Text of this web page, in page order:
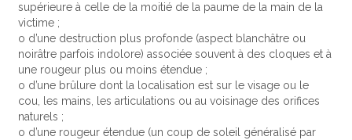
supérieure à celle de la moitié de la paume de la main de la
victime ;
o d’une destruction plus profonde (aspect blanchâtre ou
noirâtre parfois indolore) associée souvent à des cloques et à
une rougeur plus ou moins étendue ;
o d’une brûlure dont la localisation est sur le visage ou le
cou, les mains, les articulations ou au voisinage des orifices
naturels ;
o d’une rougeur étendue (un coup de soleil généralisé par